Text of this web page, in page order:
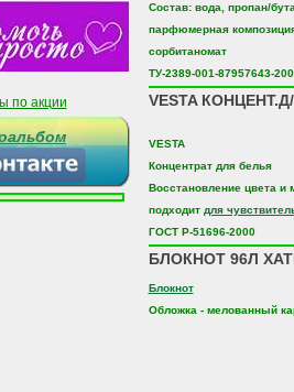
по акции
Состав: вода, пропан/
парфюмерная
сорбитаномат
ТУ-2389-001-87957643-
VESTA
VESTA
Концентрат для белья
Восстановление цвета и
подходит для
ГОСТ Р-51696-2000
БЛОКНОТ 96Л
Блокнот
Обложка - мелованный